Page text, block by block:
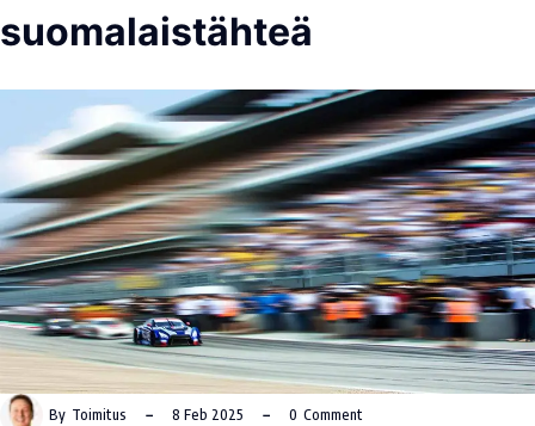
suomalaistähteä
By Toimitus 8 Feb 2025 0 Comment